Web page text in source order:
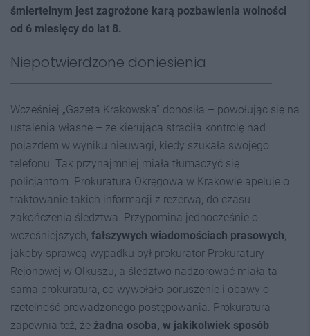
śmiertelnym jest zagrożone karą pozbawienia wolności
od 6 miesięcy do lat 8.
Niepotwierdzone doniesienia
Wcześniej „Gazeta Krakowska” donosiła – powołując się na
ustalenia własne – że kierująca straciła kontrolę nad
pojazdem w wyniku nieuwagi, kiedy szukała swojego
telefonu. Tak przynajmniej miała tłumaczyć się
policjantom. Prokuratura Okręgowa w Krakowie apeluje o
traktowanie takich informacji z rezerwą, do czasu
zakończenia śledztwa. Przypomina jednocześnie o
wcześniejszych, fałszywych wiadomościach prasowych
jakoby sprawcą wypadku był prokurator Prokuratury
Rejonowej w Olkuszu, a śledztwo nadzorować miała ta
sama prokuratura, co wywołało poruszenie i obawy o
rzetelność prowadzonego postępowania. Prokuratura
zapewnia też, że żadna osoba, w jakikolwiek sposób